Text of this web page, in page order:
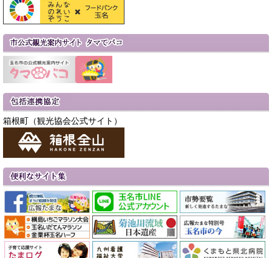
箱根町（観光協会公式サイト）